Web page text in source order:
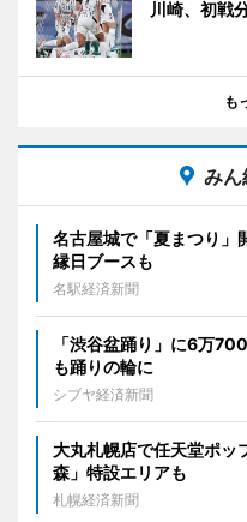
川崎、初戦
も
みん
名古屋城で「夏まつり
縁日ブースも
名駅経済新聞
「渋谷盆踊り」に6万
も踊りの輪に
シブヤ経済新聞
大丸札幌店で任天堂ポ
森」特設エリアも
札幌経済新聞